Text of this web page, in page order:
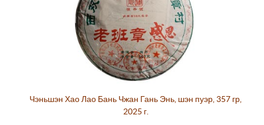
Чэньшэн Хао Лао Бань Чжан Гань Энь, шэн пуэр, 357 гр,
2025 г.